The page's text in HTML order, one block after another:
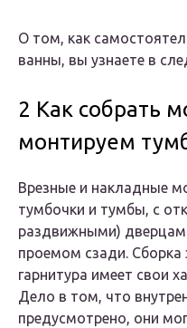
О том, как
ванны, вы узнаете в
2 Как собрать
монтируем
Врезные и накладные
тумбочки и тумбы, с
раздвижными)
проемом сзади. Сборка
гарнитура имеет свои
Дело в том, что
предусмотрено, они